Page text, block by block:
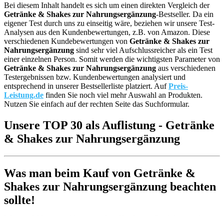
Bei diesem Inhalt handelt es sich um einen direkten Vergleich der
Getränke & Shakes zur Nahrungsergänzung-Bestseller. Da ein
eigener Test durch uns zu einseitig wäre, beziehen wir unsere Test-
Analysen aus den Kundenbewertungen, z.B. von Amazon. Diese
verschiedenen Kundebewertungen von Getränke & Shakes zur
Nahrungsergänzung sind sehr viel Aufschlussreicher als ein Test
einer einzelnen Person. Somit werden die wichtigsten Parameter von
Getränke & Shakes zur Nahrungsergänzung aus verschiedenen
Testergebnissen bzw. Kundenbewertungen analysiert und
entsprechend in unserer Bestsellerliste platziert. AufPreis-
Leistung.de finden Sie noch viel mehr Auswahl an Produkten.
Nutzen Sie einfach auf der rechten Seite das Suchformular.
Unsere TOP 30 als Auflistung - Getränke
& Shakes zur Nahrungsergänzung
Was man beim Kauf von Getränke &
Shakes zur Nahrungsergänzung beachten
sollte!